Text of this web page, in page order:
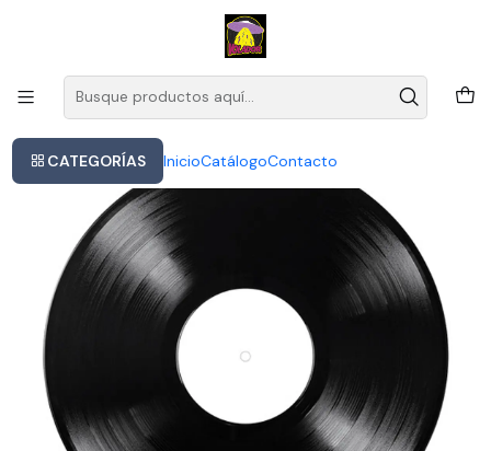
CATEGORÍAS InicioCatálogoContacto
Este es el texto del slide